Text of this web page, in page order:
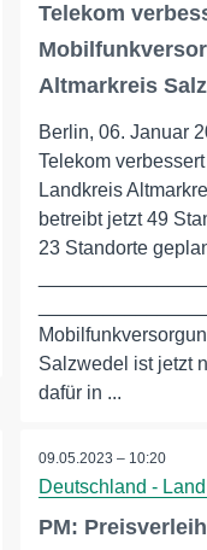
Telekom
Altmarkreis
Berlin, 06. Januar
Telekom
Landkreis
betreibt jetzt 49
23 Standorte
Salzwedel ist jetzt
dafür in ...
09.05.2023 – 10:20
Deutschland -
PM: